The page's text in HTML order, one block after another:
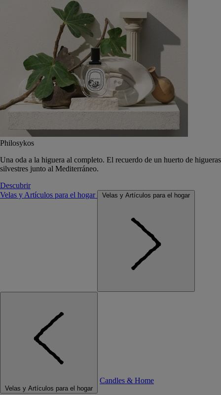
Philosykos
Una oda a la higuera al completo. El recuerdo de un huerto de higueras
silvestres junto al Mediterráneo.
Descubrir
Velas y Artículos para el hogar
Velas y Artículos para el hogar
Velas y Artículos para el hogar
Candles & Home